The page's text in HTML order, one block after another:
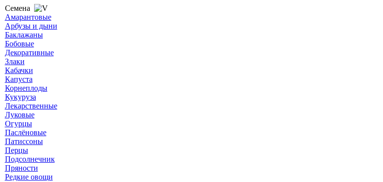
Семена
Амарантовые
Арбузы и дыни
Баклажаны
Бобовые
Декоративные
Злаки
Кабачки
Капуста
Корнеплоды
Кукуруза
Лекарственные
Луковые
Огурцы
Паслёновые
Патиссоны
Перцы
Подсолнечник
Пряности
Редкие овощи